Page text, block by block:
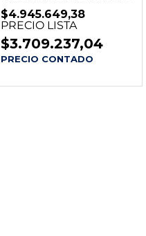
$4.945.649,38
PRECIO LISTA
$3.709.237,04
PRECIO CONTADO